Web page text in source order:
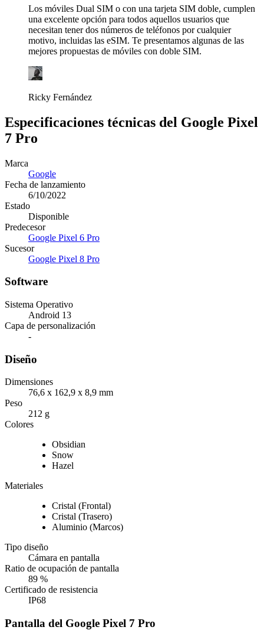
Los móviles Dual SIM o con una tarjeta SIM doble, cumplen
una excelente opción para todos aquellos usuarios que
necesitan tener dos números de teléfonos por cualquier
motivo, incluidas las eSIM. Te presentamos algunas de las
mejores propuestas de móviles con doble SIM.
Ricky Fernández
Especificaciones técnicas del Google Pixel
7 Pro
Marca
Google
Fecha de lanzamiento
6/10/2022
Estado
Disponible
Predecesor
Google Pixel 6 Pro
Sucesor
Google Pixel 8 Pro
Software
Sistema Operativo
Android 13
Capa de personalización
-
Diseño
Dimensiones
76,6 x 162,9 x 8,9 mm
Peso
212 g
Colores
Obsidian
Snow
Hazel
Materiales
Cristal (Frontal)
Cristal (Trasero)
Aluminio (Marcos)
Tipo diseño
Cámara en pantalla
Ratio de ocupación de pantalla
89 %
Certificado de resistencia
IP68
Pantalla del Google Pixel 7 Pro